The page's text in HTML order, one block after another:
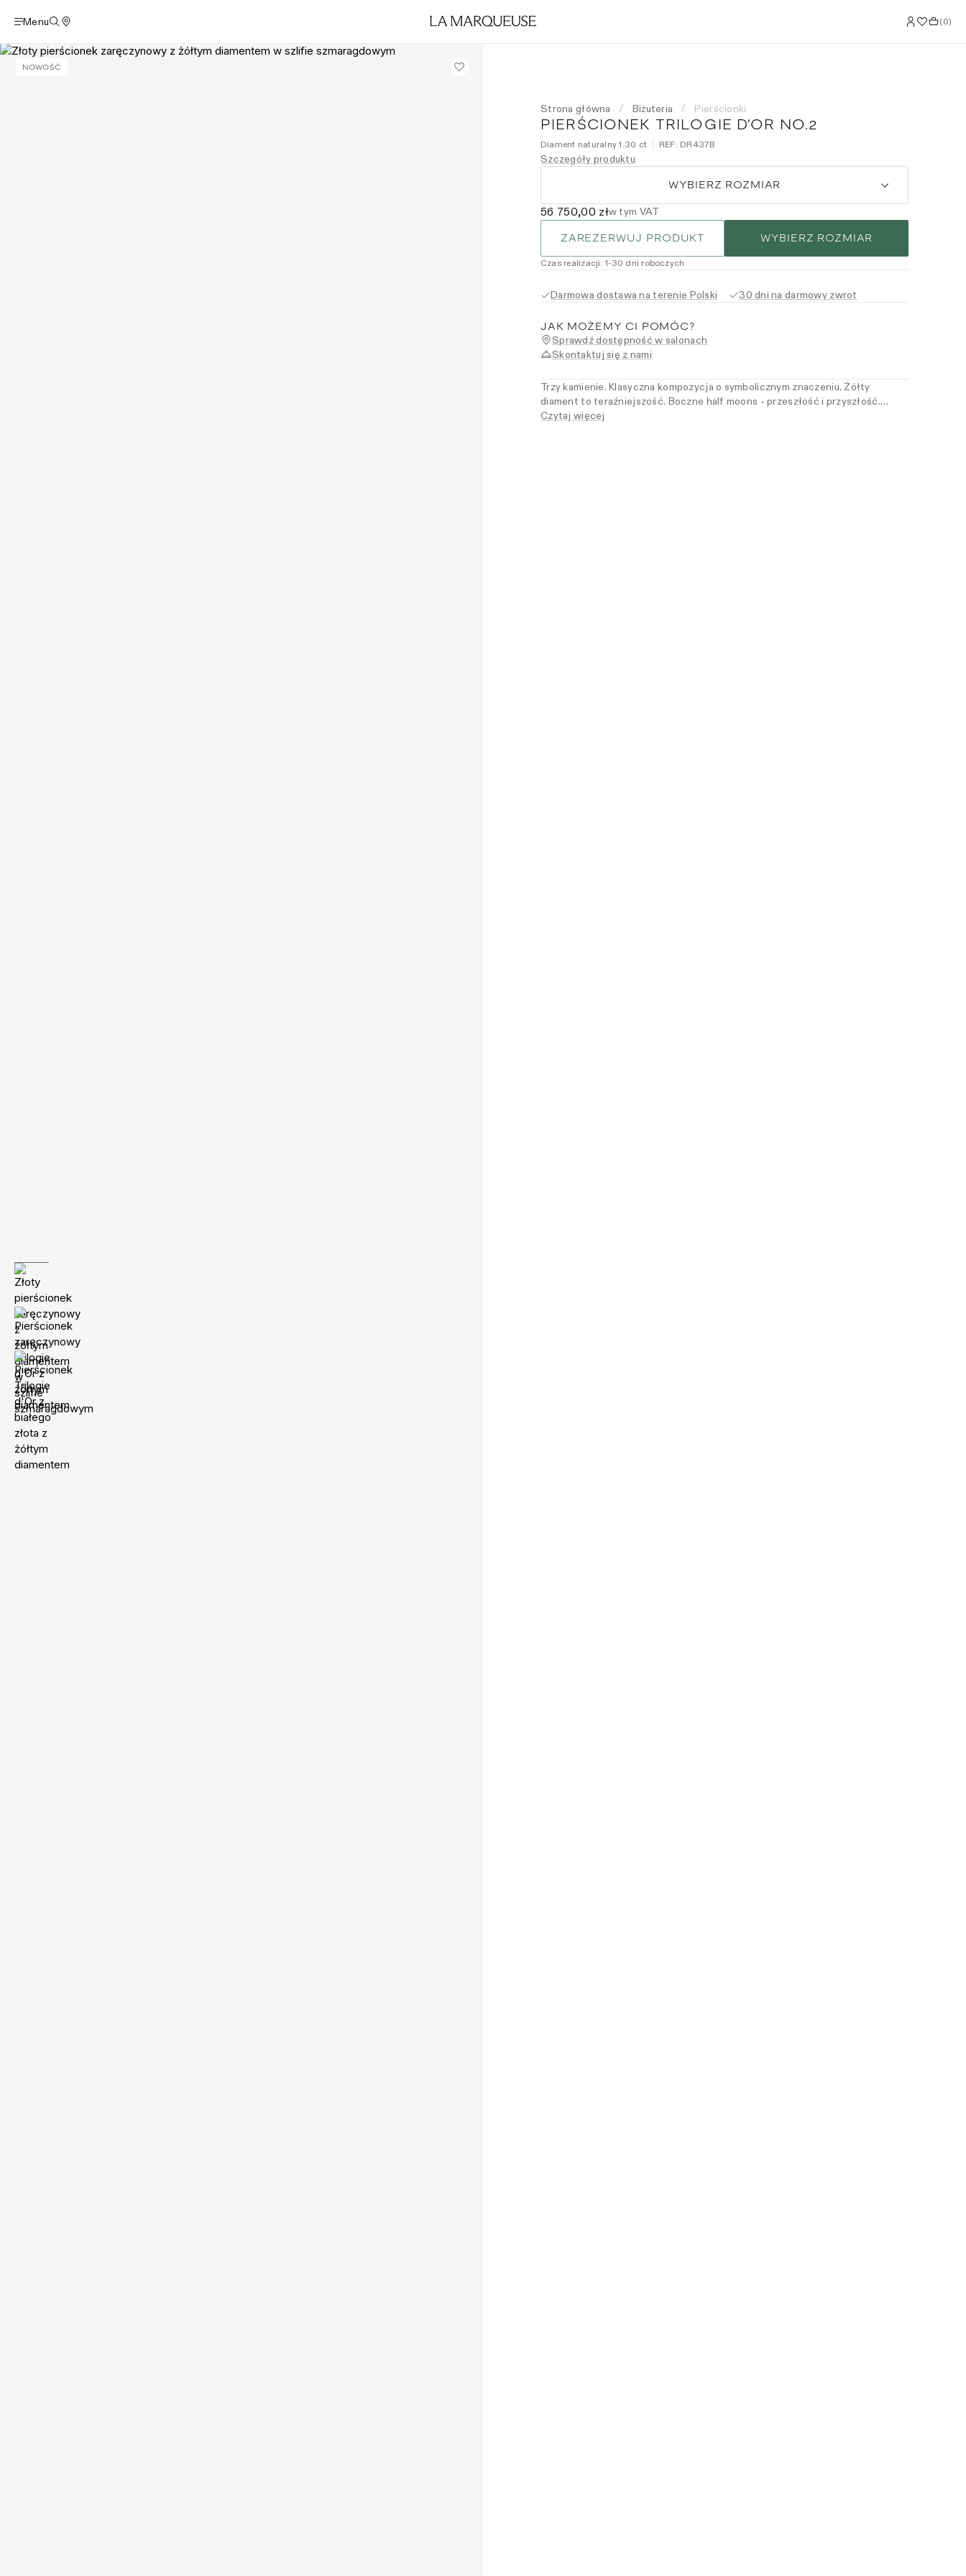
Menu (0)
NOWOŚĆ
Strona główna / Biżuteria / Pierścionki
PIERŚCIONEK TRILOGIE D'OR NO.2
Diament naturalny 1.30 ct REF: DR437B
Szczegóły produktu
WYBIERZ ROZMIAR
56 750,00 złw tym VAT
ZAREZERWUJ PRODUKT WYBIERZ ROZMIAR
Czas realizacji :1-30 dni roboczych
Darmowa dostawa na terenie Polski 30 dni na darmowy zwrot
JAK MOŻEMY CI POMÓC?
Sprawdź dostępność w salonach
Skontaktuj się z nami
Trzy kamienie. Klasyczna kompozycja o symbolicznym znaczeniu. Żółty
diament to teraźniejszość. Boczne half moons - przeszłość i przyszłość.
Pierścionek dla kobiet, które cenią proporcję, znaczenie i czystość formy.
Czytaj więcej